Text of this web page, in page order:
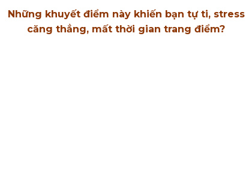
Những khuyết điểm này khiến bạn tự ti, stress
căng thẳng, mất thời gian trang điểm?